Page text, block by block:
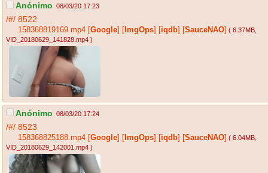
Anónimo 08/03/20 17:23
/#/ 8522
158368819169.mp4 [Google] [ ImgOps] [iqdb] [SauceNAO] ( 6.37MB
VID_20180629_141828.mp4 )
Anónimo 08/03/20 17:24
/#/ 8523
158368825188.mp4 [Google] [ ImgOps] [iqdb] [SauceNAO] ( 6.04MB
VID_20180629_142001.mp4 )